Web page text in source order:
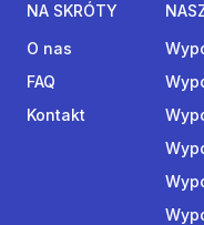
NA SKRÓTY
O nas
FAQ
Kontakt